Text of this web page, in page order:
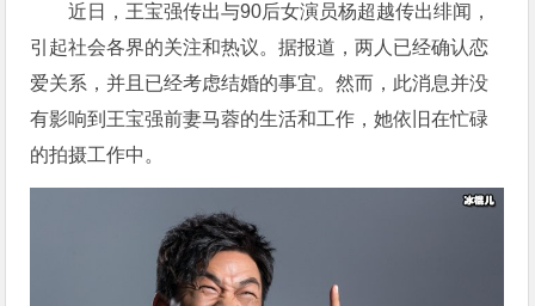
近日，王宝强传出与90后女演员杨超越传出绯闻，
引起社会各界的关注和热议。据报道，两人已经确认恋
爱关系，并且已经考虑结婚的事宜。然而，此消息并没
有影响到王宝强前妻马蓉的生活和工作，她依旧在忙碌
的拍摄工作中。